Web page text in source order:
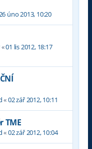
úno 2013, 10:20
«01 lis 2012, 18:17
«02 zář 2012, 10:11
TME
«02 zář 2012, 10:04